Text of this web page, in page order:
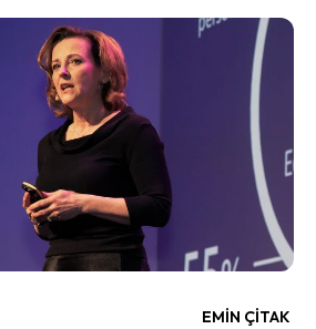
EMIN ÇITAK